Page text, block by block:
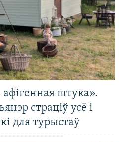
штука».
страціў усё і
для турыстаў